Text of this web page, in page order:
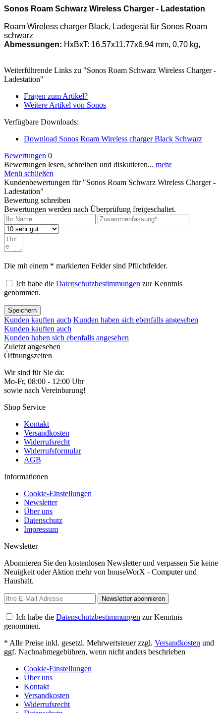
Sonos Roam Schwarz Wireless Charger - Ladestation
Roam Wireless charger Black, Ladegerät für Sonos Roam
schwarz
Abmessungen: HxBxT: 16.57x11.77x6.94 mm, 0,70 kg,
Weiterführende Links zu "Sonos Roam Schwarz Wireless Charger -
Ladestation"
Fragen zum Artikel?
Weitere Artikel von Sonos
Verfügbare Downloads:
Download Sonos Roam Wireless charger Black Schwarz
Bewertungen 0
Bewertungen lesen, schreiben und diskutieren... mehr
Menü schließen
Kundenbewertungen für "Sonos Roam Schwarz Wireless Charger -
Ladestation"
Bewertung schreiben
Bewertungen werden nach Überprüfung freigeschaltet.
Die mit einem * markierten Felder sind Pflichtfelder.
Ich habe die Datenschutzbestimmungen zur Kenntnis
genommen.
Speichern
Kunden kauften auch Kunden haben sich ebenfalls angesehen
Kunden kauften auch
Kunden haben sich ebenfalls angesehen
Zuletzt angesehen
Öffnungszeiten
Wir sind für Sie da:
Mo-Fr, 08:00 - 12:00 Uhr
sowie nach Vereinbarung!
Shop Service
Kontakt
Versandkosten
Widerrufsrecht
Widerrufsformular
AGB
Informationen
Cookie-Einstellungen
Newsletter
Über uns
Datenschutz
Impressum
Newsletter
Abonnieren Sie den kostenlosen Newsletter und verpassen Sie keine
Neuigkeit oder Aktion mehr von houseWorX - Computer und
Haushalt.
Newsletter abonnieren
Ich habe die Datenschutzbestimmungen zur Kenntnis
genommen.
* Alle Preise inkl. gesetzl. Mehrwertsteuer zzgl. Versandkosten und
ggf. Nachnahmegebühren, wenn nicht anders beschrieben
Cookie-Einstellungen
Über uns
Kontakt
Versandkosten
Widerrufsrecht